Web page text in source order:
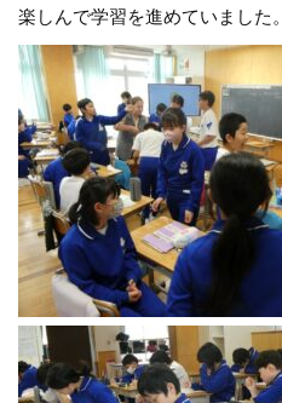
楽しんで学習を進めていました。